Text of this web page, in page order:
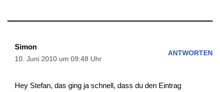
Simon
10. Juni 2010 um 09:48 Uhr
ANTWORTEN
Hey Stefan, das ging ja schnell, dass du den Eintrag